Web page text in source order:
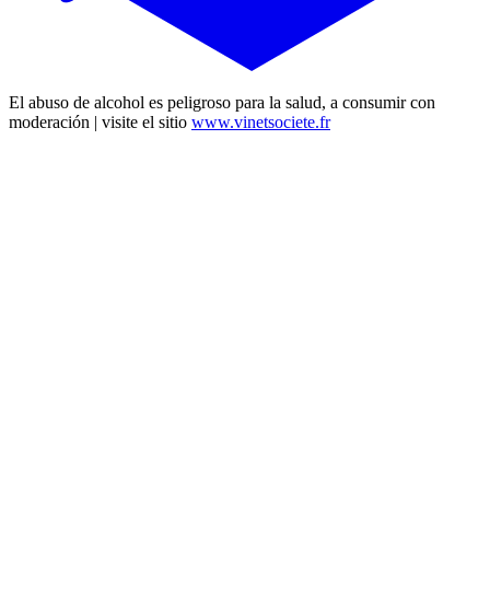
El abuso de alcohol es peligroso para la salud, a consumir con
moderación | visite el sitio www.vinetsociete.fr